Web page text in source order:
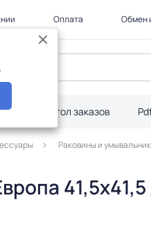
Оплата Обмен
Стол заказов
Раковины и